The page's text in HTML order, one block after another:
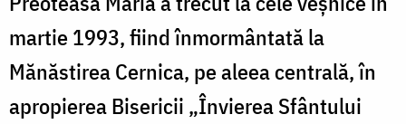
martie 1993, fiind înmormântată la
Mănăstirea Cernica, pe aleea centrală, în
apropierea Bisericii „Învierea Sfântului